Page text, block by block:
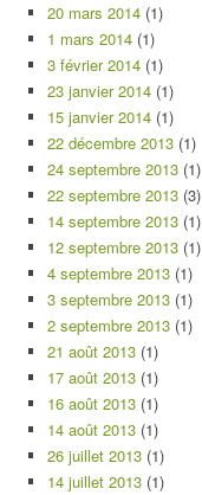
20 mars 2014 (1)
1 mars 2014 (1)
3 février 2014 (1)
23 janvier 2014 (1)
15 janvier 2014 (1)
22 décembre 2013 (1)
24 septembre 2013 (1)
22 septembre 2013 (3)
14 septembre 2013 (1)
12 septembre 2013 (1)
4 septembre 2013 (1)
3 septembre 2013 (1)
2 septembre 2013 (1)
21 août 2013 (1)
17 août 2013 (1)
16 août 2013 (1)
14 août 2013 (1)
26 juillet 2013 (1)
14 juillet 2013 (1)